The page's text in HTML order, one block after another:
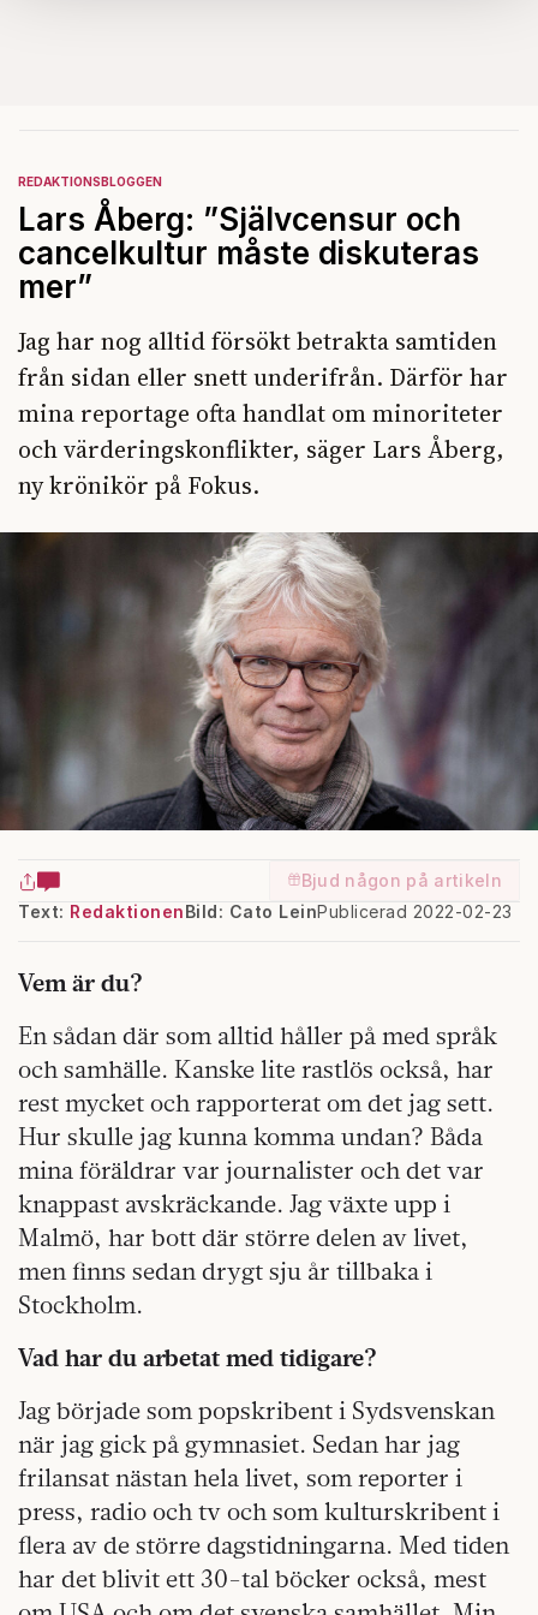
REDAKTIONSBLOGGEN
Lars Åberg: ”Självcensur och
cancelkultur måste diskuteras
mer”
Jag har nog alltid försökt betrakta samtiden
från sidan eller snett underifrån. Därför har
mina reportage ofta handlat om minoriteter
och värderingskonflikter, säger Lars Åberg,
ny krönikör på Fokus.
Bjud någon på artikeln
Text: Redaktionen Publicerad 2022-02-23
Bild: Cato Lein
Vem är du?
En sådan där som alltid håller på med språk
och samhälle. Kanske lite rastlös också, har
rest mycket och rapporterat om det jag sett.
Hur skulle jag kunna komma undan? Båda
mina föräldrar var journalister och det var
knappast avskräckande. Jag växte upp i
Malmö, har bott där större delen av livet,
men finns sedan drygt sju år tillbaka i
Stockholm.
Vad har du arbetat med tidigare?
Jag började som popskribent i Sydsvenskan
när jag gick på gymnasiet. Sedan har jag
frilansat nästan hela livet, som reporter i
press, radio och tv och som kulturskribent i
flera av de större dagstidningarna. Med tiden
har det blivit ett 30-tal böcker också, mest